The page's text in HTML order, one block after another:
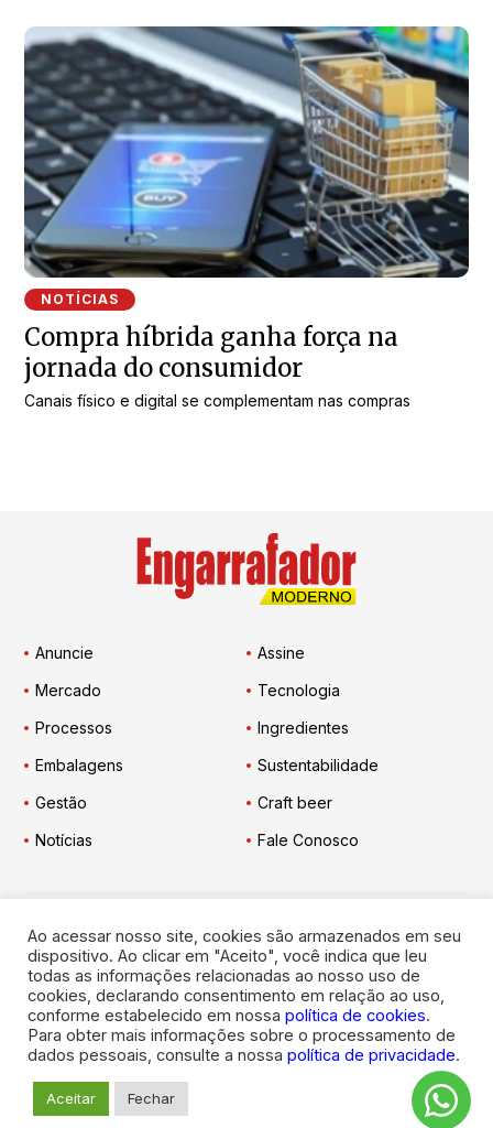
NOTÍCIAS
Compra híbrida ganha força na
jornada do consumidor
Canais físico e digital se complementam nas compras
Anuncie
Assine
Mercado
Tecnologia
Processos
Ingredientes
Embalagens
Sustentabilidade
Gestão
Craft beer
Notícias
Fale Conosco
Engarrafador Moderno nas Redes:
. Todos os direitos reservados.
Ao acessar nosso site, cookies são armazenados em seu
dispositivo. Ao clicar em "Aceito", você indica que leu
todas as informações relacionadas ao nosso uso de
cookies, declarando consentimento em relação ao uso,
conforme estabelecido em nossa política de cookies.
Para obter mais informações sobre o processamento de
dados pessoais, consulte a nossa política de privacidade.
Aceitar Fechar